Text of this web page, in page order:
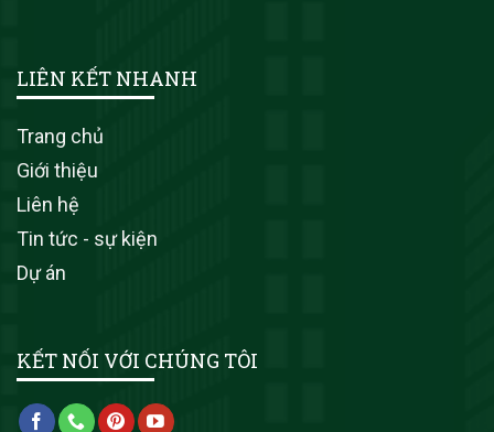
LIÊN KẾT NHANH
Trang chủ
Giới thiệu
Liên hệ
Tin tức - sự kiện
Dự án
KẾT NỐI VỚI CHÚNG TÔI